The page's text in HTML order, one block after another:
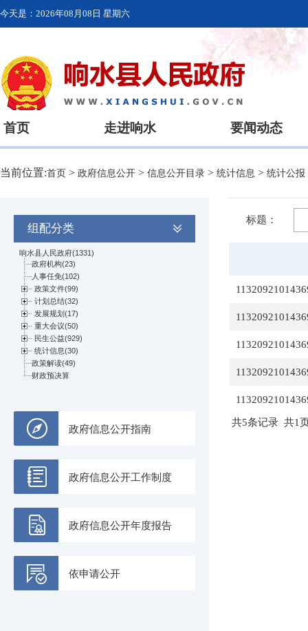
今天是： 2026年08月08日 星期六
首页 走进响水 要闻动态
当前位置:首页 > 政府信息公开 > 信息公开目录 > 统计信息 > 统计公报
组配分类
政府信息公开指南
政府信息公开工作制度
政府信息公开年度报告
依申请公开
标题：
共5条记录 共1